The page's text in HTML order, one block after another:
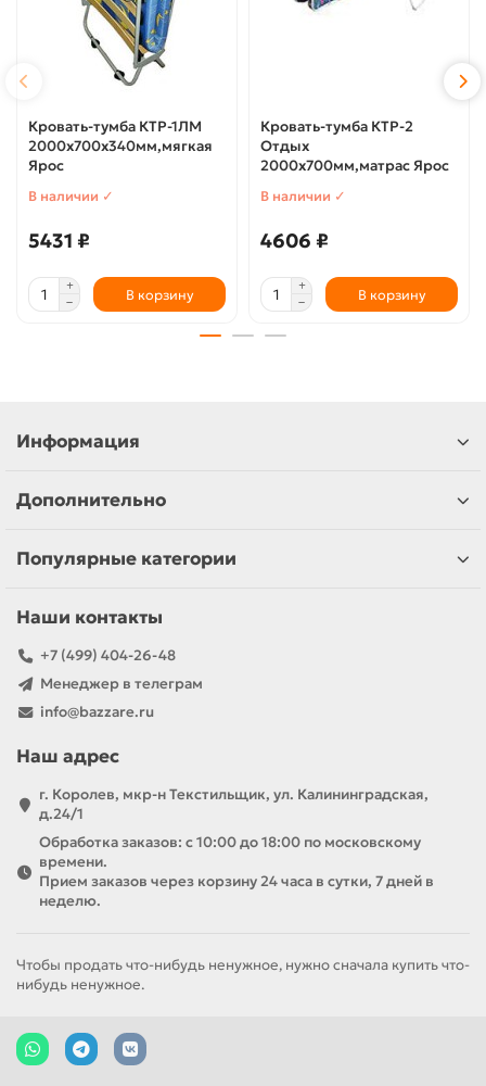
Кровать-тумба КТР-1ЛМ
2000x700x340мм,мягкая
Ярос
В наличии ✓
5431 ₽
В корзину
Кровать-тумба КТР-2
Отдых
2000х700мм,матрас Ярос
В наличии ✓
4606 ₽
В корзину
Информация
Дополнительно
Популярные категории
Наши контакты
+7 (499) 404-26-48
Менеджер в телеграм
info@bazzare.ru
Наш адрес
г. Королев, мкр-н Текстильщик, ул. Калининградская,
д.24/1
Обработка заказов: с 10:00 до 18:00 по московскому
времени.
Прием заказов через корзину 24 часа в сутки, 7 дней в
неделю.
Чтобы продать что-нибудь ненужное, нужно сначала купить что-
нибудь ненужное.